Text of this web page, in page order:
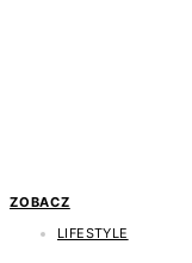
ZOBACZ
LIFESTYLE